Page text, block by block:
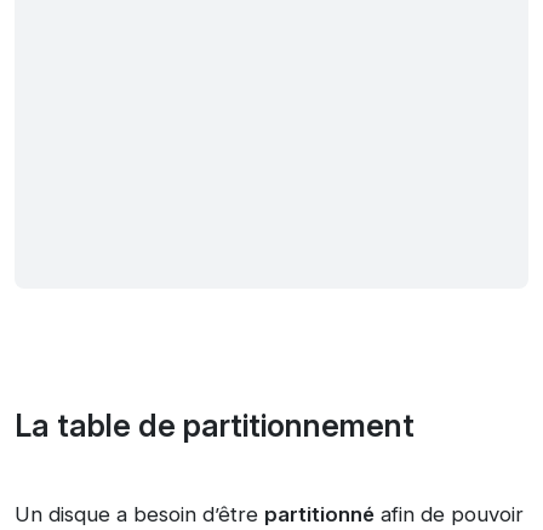
La table de partitionnement
Un disque a besoin d’être partitionné afin de pouvoir